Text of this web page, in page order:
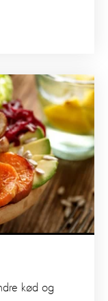
kød og